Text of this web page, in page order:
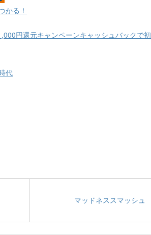
かる！
円還元キャンペーンキャッシュバックで
代
マッドネススマッシュ